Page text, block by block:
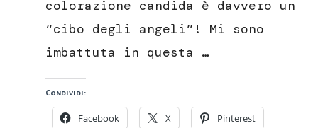
colorazione candida è davvero un
“cibo degli angeli”! Mi sono
imbattuta in questa …
Condividi:
Facebook X Pinterest